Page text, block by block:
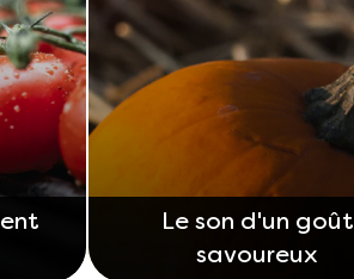
Le son d'un goût
savoureux